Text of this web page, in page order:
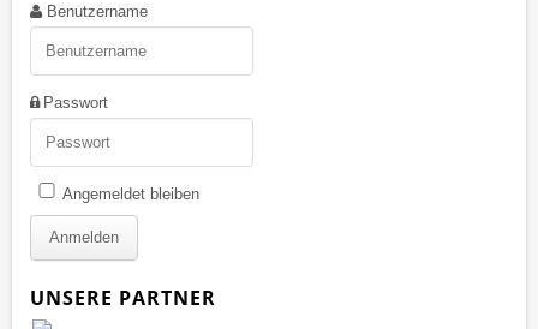
Benutzername
Passwort
Angemeldet bleiben
UNSERE PARTNER